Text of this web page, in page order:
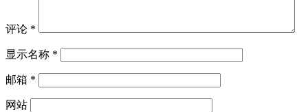
评论 *
显示名称 *
邮箱 *
网站